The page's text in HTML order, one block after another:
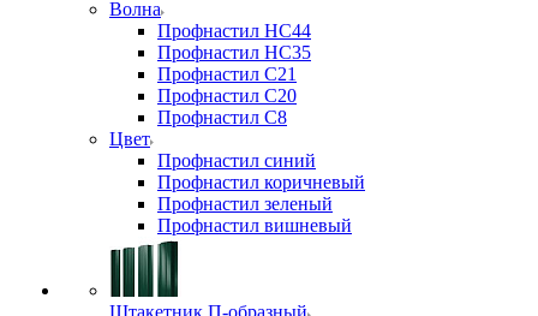
Волна
Профнастил НС44
Профнастил НС35
Профнастил С21
Профнастил С20
Профнастил С8
Цвет
Профнастил синий
Профнастил коричневый
Профнастил зеленый
Профнастил вишневый
Штакетник П-образный